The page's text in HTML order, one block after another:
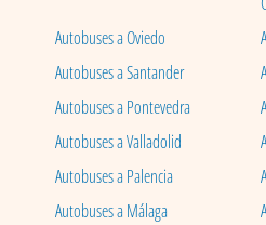
Autobuses a Oviedo
Autobuses a Santander
Autobuses a Pontevedra
Autobuses a Valladolid
Autobuses a Palencia
Autobuses a Málaga